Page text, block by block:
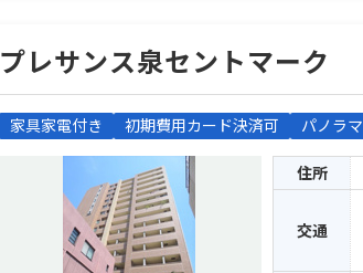
プレサンス泉セントマーク
家具家電付き 初期費用カード決済可 パノラマ
住所
交通